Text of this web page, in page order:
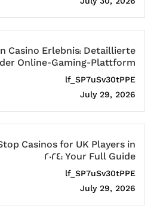
Casino Erlebnis: Detaillierte
Online-Gaming-Plattform
lf_SP7uSv30tPPE
July 29, 2026
Casinos for UK Players in
2024: Your Full Guide
lf_SP7uSv30tPPE
July 29, 2026